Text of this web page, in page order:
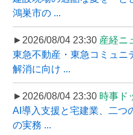
鴻巣市の ...
►2026/08/04 23:30 産経ニ
東急不動産・東急コミュニ
解消に向け ...
►2026/08/04 23:30 時事ド
AI導入支援と宅建業、二つ
の実務 ...